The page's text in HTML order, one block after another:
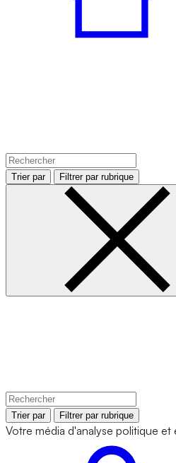
Trier par Filtrer par rubrique
Trier par Filtrer par rubrique
Votre média d'analyse politique